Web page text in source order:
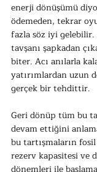
enerji dönüşümü
ödemeden, tekrar
fazla söz iyi
tavşanı şapkadan
biter. Acı anılarla
yatırımlardan uzun
gerçek bir tehdittir.
Geri dönüp tüm bu
devam ettiğini
bu tartışmaların
rezerv kapasitesi ve
dönemleri ile